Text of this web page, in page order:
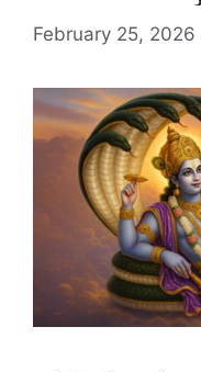
February 25, 2026